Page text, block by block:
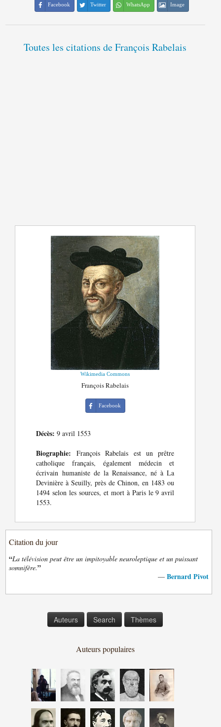
Facebook Twitter WhatsApp Image
Toutes les citations de François Rabelais
Wikimedia Commons
François Rabelais
Facebook
Décès: 9 avril 1553
Biographie: François Rabelais est un prêtre
catholique français, également médecin et
écrivain humaniste de la Renaissance, né à La
Devinière à Seuilly, près de Chinon, en 1483 ou
1494 selon les sources, et mort à Paris le 9 avril
1553.
Citation du jour
“La télévision peut être un impitoyable neuroleptique et un puissant
somnifère.”
— Bernard Pivot
Auteurs Search Thèmes
Auteurs populaires